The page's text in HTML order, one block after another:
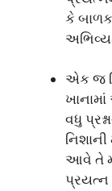
કે
એક જ
વધુ
આવે તે
પ્રયત્ન